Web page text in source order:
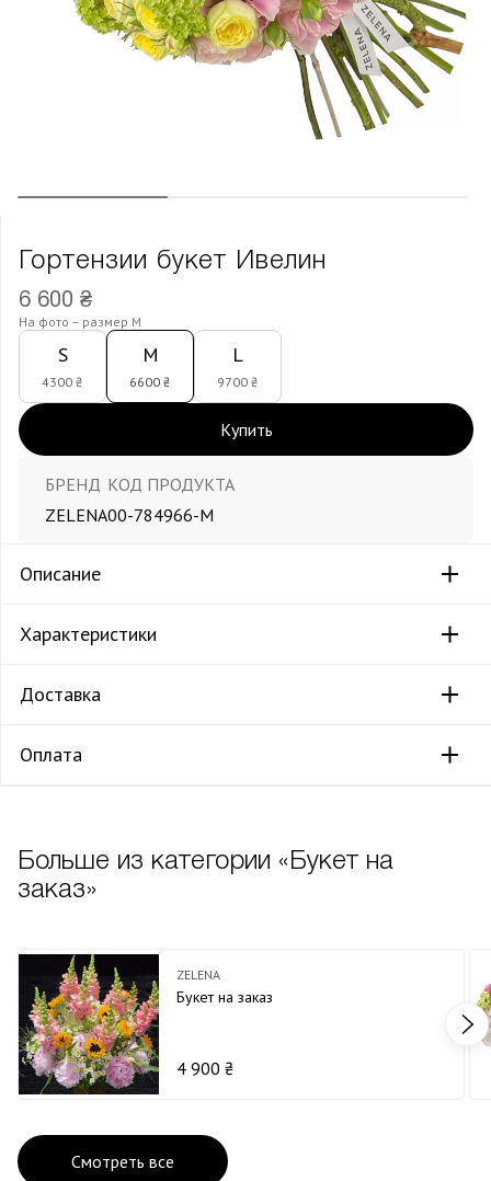
Гортензии букет Ивелин
6 600 ₴
На фото – размер M
S
4300 ₴
M
6600 ₴
L
9700 ₴
Купить
БРЕНД
ZELENA
КОД ПРОДУКТА
00-784966-M
Описание
Характеристики
Доставка
Оплата
Больше из категории «Букет на
заказ»
ZELENA
Букет на заказ
4 900 ₴
Смотреть все